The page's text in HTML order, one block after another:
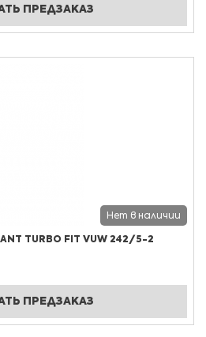
ПРЕДЗАКАЗ
Нет в наличии
TURBO FIT VUW 242/5-2
ПРЕДЗАКАЗ